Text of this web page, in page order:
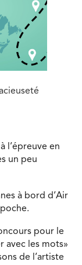
l’épreuve en
un peu
à bord d’Air
pour le
avec les mots»
de l’artiste